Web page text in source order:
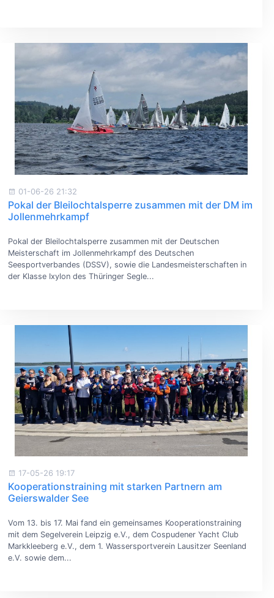
01-06-26 21:32
Pokal der Bleilochtalsperre zusammen mit der DM im
Jollenmehrkampf
Pokal der Bleilochtalsperre zusammen mit der Deutschen
Meisterschaft im Jollenmehrkampf des Deutschen
Seesportverbandes (DSSV), sowie die Landesmeisterschaften in
der Klasse Ixylon des Thüringer Segle...
17-05-26 19:17
Kooperationstraining mit starken Partnern am
Geierswalder See
Vom 13. bis 17. Mai fand ein gemeinsames Kooperationstraining
mit dem Segelverein Leipzig e.V., dem Cospudener Yacht Club
Markkleeberg e.V., dem 1. Wassersportverein Lausitzer Seenland
e.V. sowie dem...